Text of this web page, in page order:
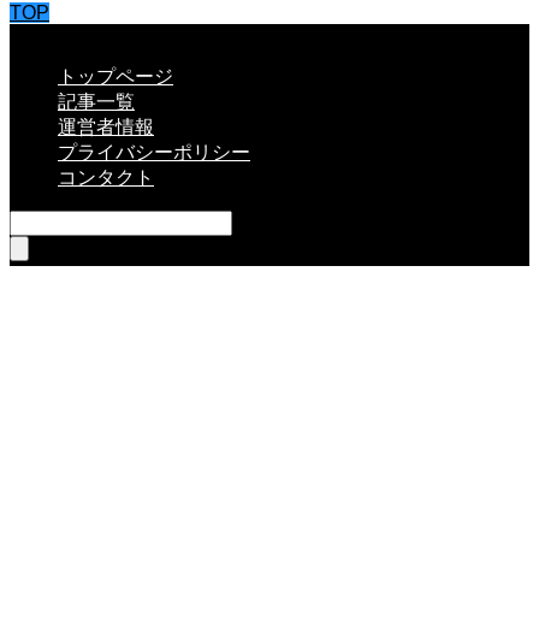
TOP
トップページ
記事一覧
運営者情報
プライバシーポリシー
コンタクト